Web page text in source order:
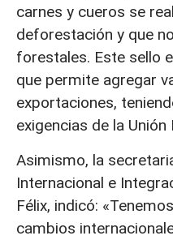
carnes y cueros se
deforestación y que
forestales. Este sello
que permite agregar
exportaciones,
exigencias de la Unión
Asimismo, la
Internacional e
Félix, indicó:
cambios